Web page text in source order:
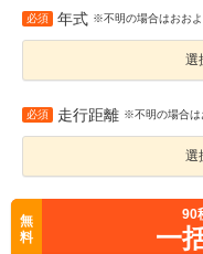
必須 年式 ※不明の場合はおお
選
必須 走行距離 ※不明の場合は
選
無
料
90
一